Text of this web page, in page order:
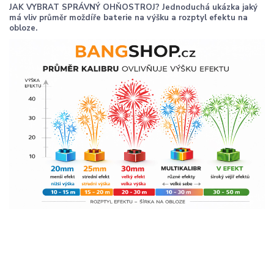
JAK VYBRAT SPRÁVNÝ OHŇOSTROJ? Jednoduchá ukázka jaký
má vliv průměr moždíře baterie na výšku a rozptyl efektu na
obloze.